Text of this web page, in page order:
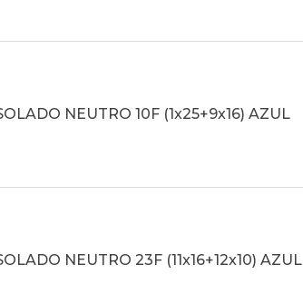
NEUTRO 10F (1x25+9x16) AZUL
NEUTRO 23F (11x16+12x10) AZUL